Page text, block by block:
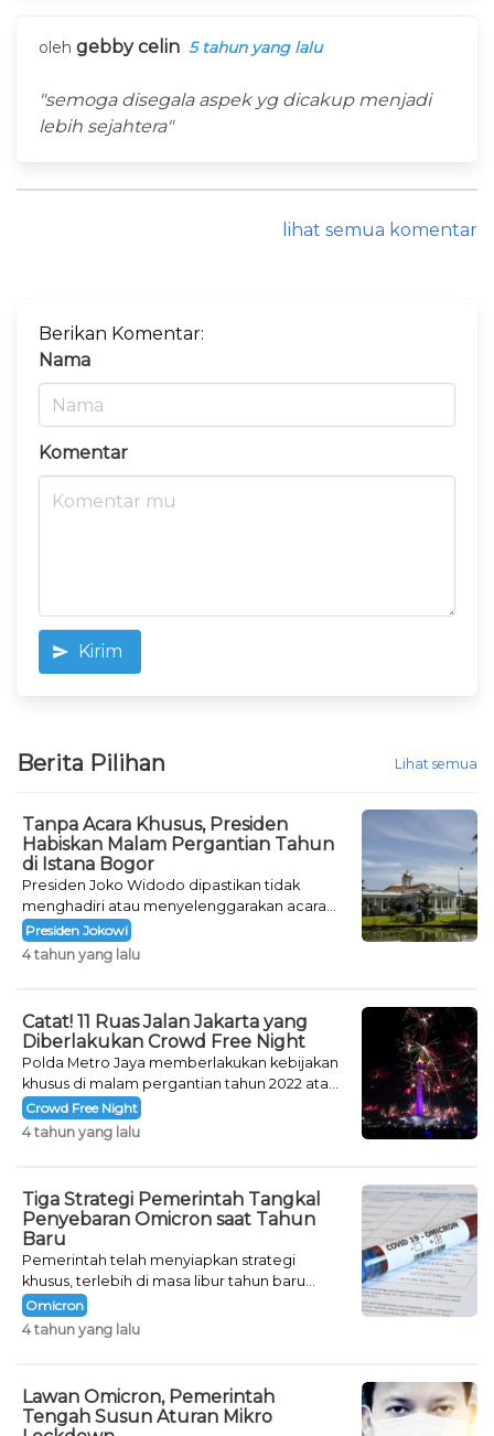
oleh gebby celin 5 tahun yang lalu
"semoga disegala aspek yg dicakup menjadi
lebih sejahtera"
lihat semua komentar
Berikan Komentar:
Nama
Komentar
Kirim
Berita Pilihan Lihat semua
Tanpa Acara Khusus, Presiden
Habiskan Malam Pergantian Tahun
di Istana Bogor
Presiden Joko Widodo dipastikan tidak
menghadiri atau menyelenggarakan acara
khusus untuk mengisi malam pergantian
tahun.
Presiden Jokowi
4 tahun yang lalu
Catat! 11 Ruas Jalan Jakarta yang
Diberlakukan Crowd Free Night
Polda Metro Jaya memberlakukan kebijakan
khusus di malam pergantian tahun 2022 atau
Crowd Free Night selama dua hari.
Crowd Free Night
4 tahun yang lalu
Tiga Strategi Pemerintah Tangkal
Penyebaran Omicron saat Tahun
Baru
Pemerintah telah menyiapkan strategi
khusus, terlebih di masa libur tahun baru
seperti saat ini.
Omicron
4 tahun yang lalu
Lawan Omicron, Pemerintah
Tengah Susun Aturan Mikro